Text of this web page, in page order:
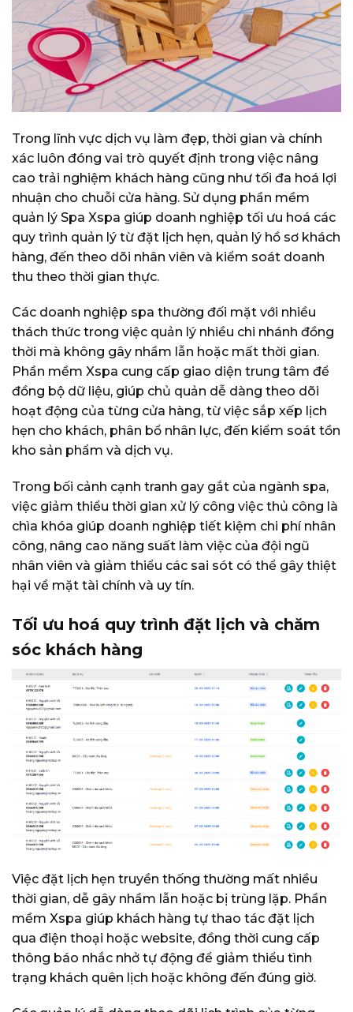
Trong lĩnh vực dịch vụ làm đẹp, thời gian và chính
xác luôn đóng vai trò quyết định trong việc nâng
cao trải nghiệm khách hàng cũng như tối đa hoá lợi
nhuận cho chuỗi cửa hàng. Sử dụng phần mềm
quản lý Spa Xspa giúp doanh nghiệp tối ưu hoá các
quy trình quản lý từ đặt lịch hẹn, quản lý hồ sơ khách
hàng, đến theo dõi nhân viên và kiểm soát doanh
thu theo thời gian thực.
Các doanh nghiệp spa thường đối mặt với nhiều
thách thức trong việc quản lý nhiều chi nhánh đồng
thời mà không gây nhầm lẫn hoặc mất thời gian.
Phần mềm Xspa cung cấp giao diện trung tâm để
đồng bộ dữ liệu, giúp chủ quản dễ dàng theo dõi
hoạt động của từng cửa hàng, từ việc sắp xếp lịch
hẹn cho khách, phân bổ nhân lực, đến kiểm soát tồn
kho sản phẩm và dịch vụ.
Trong bối cảnh cạnh tranh gay gắt của ngành spa,
việc giảm thiểu thời gian xử lý công việc thủ công là
chìa khóa giúp doanh nghiệp tiết kiệm chi phí nhân
công, nâng cao năng suất làm việc của đội ngũ
nhân viên và giảm thiểu các sai sót có thể gây thiệt
hại về mặt tài chính và uy tín.
Tối ưu hoá quy trình đặt lịch và chăm
sóc khách hàng
Việc đặt lịch hẹn truyền thống thường mất nhiều
thời gian, dễ gây nhầm lẫn hoặc bị trùng lặp. Phần
mềm Xspa giúp khách hàng tự thao tác đặt lịch
qua điện thoại hoặc website, đồng thời cung cấp
thông báo nhắc nhở tự động để giảm thiểu tình
trạng khách quên lịch hoặc không đến đúng giờ.